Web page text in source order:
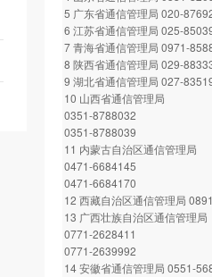
5 广东省通信管理局 020-
6 江苏省通信管理局 025-
7 青海省通信管理局 0971-
8 陕西省通信管理局 029-
9 湖北省通信管理局 027-
10 山西省通信管理局
0351-8788032
0351-8788039
11 内蒙古自治区通信管理局
0471-6684145
0471-6684170
12 西藏自治区通信管理局
13 广西壮族自治区通信管理局
0771-2628411
0771-2639992
14 安徽省通信管理局 0551-